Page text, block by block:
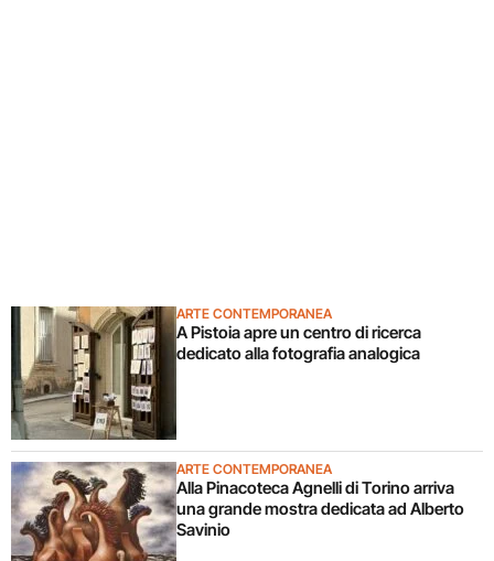
ARTE CONTEMPORANEA
A Pistoia apre un centro di ricerca
dedicato alla fotografia analogica
ARTE CONTEMPORANEA
Alla Pinacoteca Agnelli di Torino arriva
una grande mostra dedicata ad Alberto
Savinio